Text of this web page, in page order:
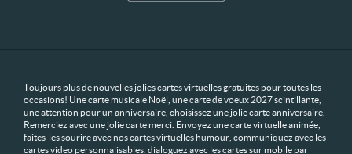
Toujours plus de nouvelles jolies cartes virtuelles gratuites pour toutes les
occasions! Une carte musicale Noël, une carte de voeux 2027 scintillante,
une attention pour un anniversaire, choisissez une jolie carte anniversaire.
Remerciez avec une jolie carte merci. Envoyez une carte virtuelle animée,
faites-les sourire avec nos cartes virtuelles humour, communiquez avec les
cartes video personnalisables, dialoguez avec les cartes sur mobile par